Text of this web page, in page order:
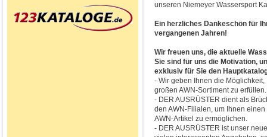
unseren Niemeyer Wassersport
Ein herzliches Dankeschön für
vergangenen Jahren!
Wir freuen uns, die aktuelle
Sie sind für uns die Motivation,
exklusiv für Sie den
- Wir geben Ihnen die
großen AWN-Sortiment zu erfüllen.
- DER AUSRÜSTER dient als
den AWN-Filialen, um Ihnen
AWN-Artikel zu ermöglichen.
- DER AUSRÜSTER ist unser